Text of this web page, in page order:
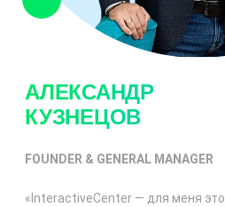
АЛЕКСАНДР
КУЗНЕЦОВ
FOUNDER & GENERAL MANAGER
«InteractiveCenter — для меня это